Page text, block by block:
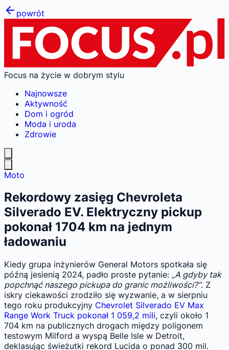
powrót
Focus na życie w dobrym stylu
Najnowsze
Aktywność
Dom i ogród
Moda i uroda
Zdrowie
Moto
Rekordowy zasięg Chevroleta
Silverado EV. Elektryczny pickup
pokonał 1704 km na jednym
ładowaniu
Kiedy grupa inżynierów General Motors spotkała się
późną jesienią 2024, padło proste pytanie: „A gdyby tak
popchnąć naszego pickupa do granic możliwości?”. Z
iskry ciekawości zrodziło się wyzwanie, a w sierpniu
tego roku produkcyjny Chevrolet Silverado EV Max
Range Work Truck pokonał 1 059,2 mili, czyli około 1
704 km na publicznych drogach między poligonem
testowym Milford a wyspą Belle Isle w Detroit,
deklasując świeżutki rekord Lucida o ponad 300 mil.